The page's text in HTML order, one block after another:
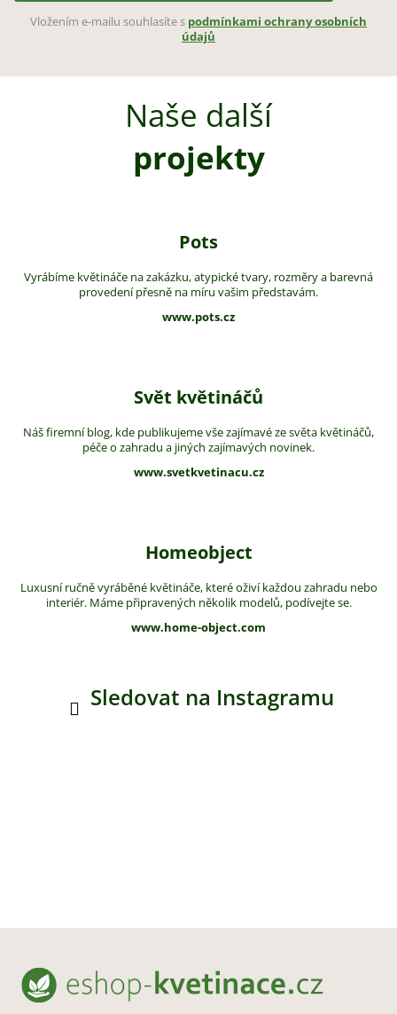
Vložením e-mailu souhlasíte s podmínkami ochrany osobních
údajů
Naše další
projekty
Pots
Vyrábíme květináče na zakázku, atypické tvary, rozměry a barevná
provedení přesně na míru vašim představám.
www.pots.cz
Svět květináčů
Náš firemní blog, kde publikujeme vše zajímavé ze světa květináčů,
péče o zahradu a jiných zajímavých novinek.
www.svetkvetinacu.cz
Homeobject
Luxusní ručně vyráběné květináče, které oživí každou zahradu nebo
interiér. Máme připravených několik modelů, podívejte se.
www.home-object.com
Sledovat na Instagramu
Z